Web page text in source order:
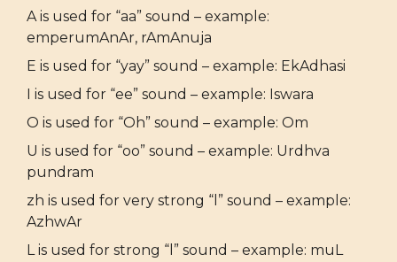
A is used for “aa” sound – example:
emperumAnAr, rAmAnuja
E is used for “yay” sound – example: EkAdhasi
I is used for “ee” sound – example: Iswara
O is used for “Oh” sound – example: Om
U is used for “oo” sound – example: Urdhva
pundram
zh is used for very strong “l” sound – example:
AzhwAr
L is used for strong “l” sound – example: muL